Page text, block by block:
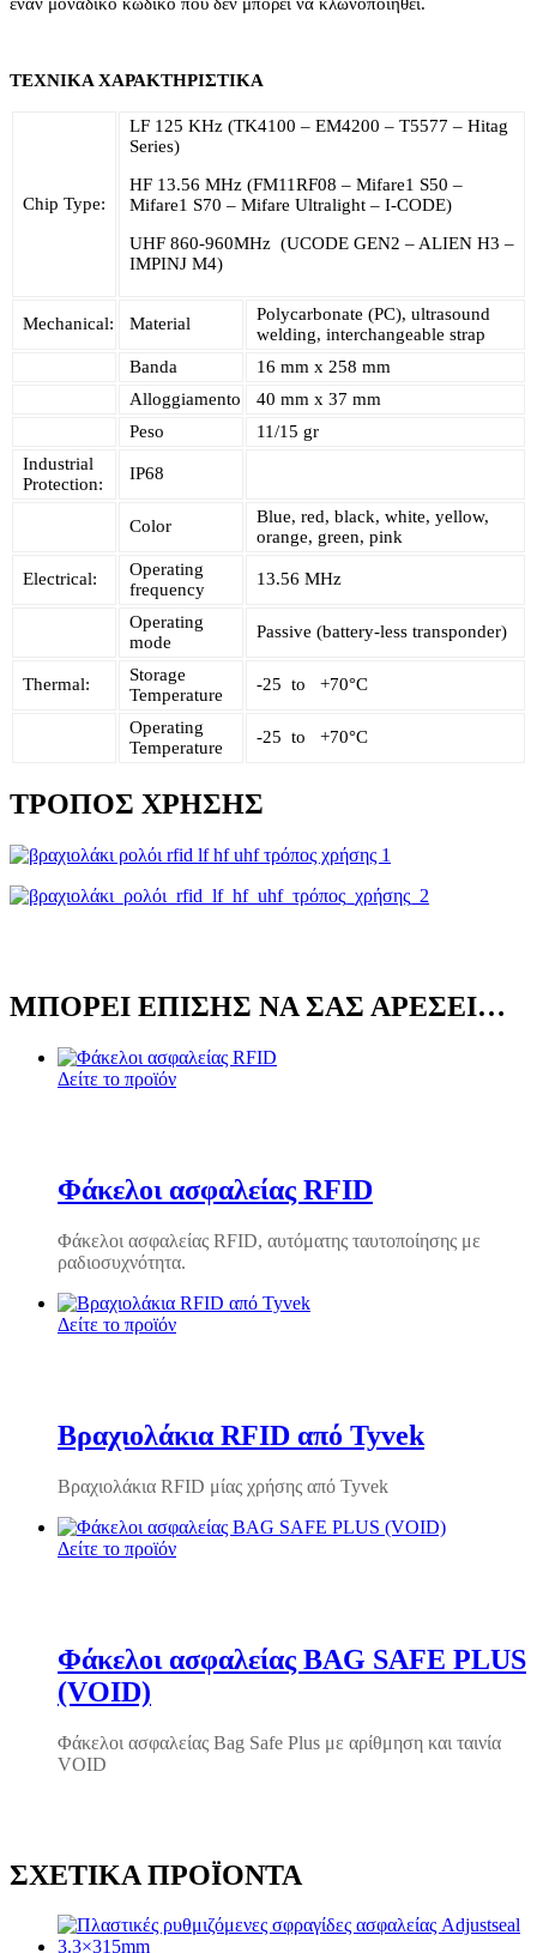
ΤΕΧΝΙΚΑ ΧΑΡΑΚΤΗΡΙΣΤΙΚΑ
Chip Type:
LF 125 KHz (TK4100 – EM4200 – T5577 – Hitag
Series)
HF 13.56 MHz (FM11RF08 – Mifare1 S50 –
Mifare1 S70 – Mifare Ultralight – I-CODE)
UHF 860-960MHz (UCODE GEN2 – ALIEN H3 –
IMPINJ M4)
Mechanical: Material
Polycarbonate (PC), ultrasound
welding, interchangeable strap
Banda
16 mm x 258 mm
Alloggiamento
40 mm x 37 mm
Peso
11/15 gr
Industrial
Protection:
IP68
Color
Blue, red, black, white, yellow,
orange, green, pink
Electrical:
Operating
frequency
13.56 MHz
Operating
mode
Passive (battery-less transponder)
Thermal:
Storage
Temperature
-25 to +70°C
Operating
Temperature
-25 to +70°C
ΤΡΌΠΟΣ ΧΡΉΣΗΣ
ΜΠΟΡΕΊ ΕΠΊΣΗΣ ΝΑ ΣΑΣ ΑΡΈΣΕΙ…
Δείτε το προϊόν
Φάκελοι ασφαλείας RFID
Φάκελοι ασφαλείας RFID, αυτόματης ταυτοποίησης με
ραδιοσυχνότητα.
Δείτε το προϊόν
Βραχιολάκια RFID από Tyvek
Βραχιολάκια RFID μίας χρήσης από Tyvek
Δείτε το προϊόν
Φάκελοι ασφαλείας BAG SAFE PLUS
(VOID)
Φάκελοι ασφαλείας Bag Safe Plus με αρίθμηση και ταινία
VOID
ΣΧΕΤΙΚΆ ΠΡΟΪΌΝΤΑ